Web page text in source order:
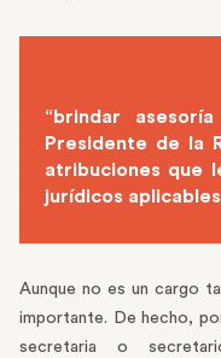
“brindar
Presidente de la
atribuciones que
jurídicos
Aunque no es un cargo
importante. De hecho,
secretaria o